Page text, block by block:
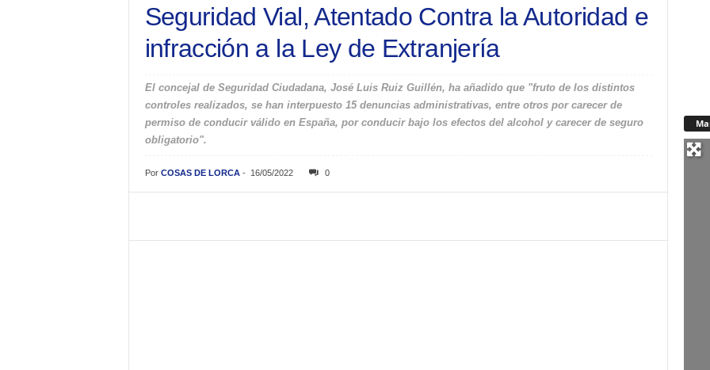
Seguridad Vial, Atentado Contra la Autoridad e
infracción a la Ley de Extranjería
El concejal de Seguridad Ciudadana, José Luis Ruiz Guillén, ha añadido que "fruto de los distintos
controles realizados, se han interpuesto 15 denuncias administrativas, entre otros por carecer de
permiso de conducir válido en España, por conducir bajo los efectos del alcohol y carecer de seguro
obligatorio".
Por COSAS DE LORCA- 16/05/2022 0